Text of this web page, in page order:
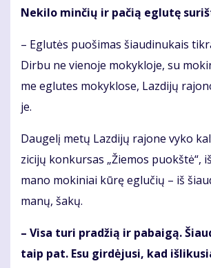
Ne­ki­lo min­čių ir pa­čią eg­lu­tę
– Eg­lu­tės puo­ši­mas šiau­di­nu­kais
Dir­bu ne vie­no­je mo­kyk­lo­je, su
me eg­lu­tes mo­kyk­lo­se, Laz­di­jų
je.
Dau­ge­lį me­tų Laz­di­jų ra­jo­ne vy­ko
zi­ci­jų kon­kur­sas „Žie­mos puokš­tė“,
ma­no mo­ki­niai kū­rę eg­lu­čių – iš
ma­nų, ša­kų.
– Vi­sa tu­ri pra­džią ir pa­bai­gą.
taip pat. Esu gir­dė­ju­si, kad